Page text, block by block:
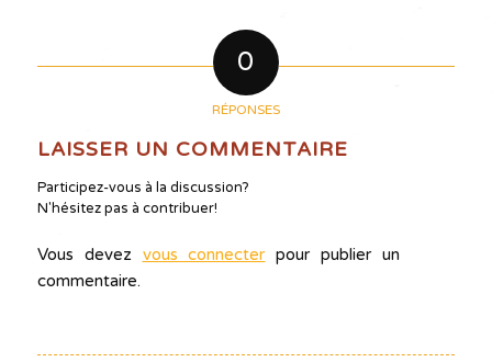
0
RÉPONSES
LAISSER UN COMMENTAIRE
Participez-vous à la discussion?
N'hésitez pas à contribuer!
Vous devez vous connecter pour publier un
commentaire.